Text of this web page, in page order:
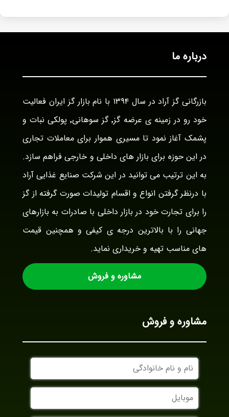
درباره ما
بازرگانی گز آراد در سال ۱۳۹۴ با نام بازار گز ایران فعالیت
خود رو در زمینه ی عرضه گز٬ گز سوهانی٬ پولکی نبات و
پشمک آغاز نمود تا مسیری هموار برای معاملات تجاری
در این حوزه برای بازار های داخلی و خارجی فراهم سازد.
به این ترتیب می توانید در این شرکت صنایع غذایی آراد
با درنظر گرفتن انواع و اقسام تولیدات صورت گرفته از گز
را برای تجارت خود در بازار داخلی با صادرات به بازارهای
جهانی را با بالاترین درجه ی کیفی و همچنین قیمت
های مناسب تهیه و خریداری نماید.
مشاوره و فروش
مشاوره و فروش
نام
و
نام
خانوادگی
موبایل